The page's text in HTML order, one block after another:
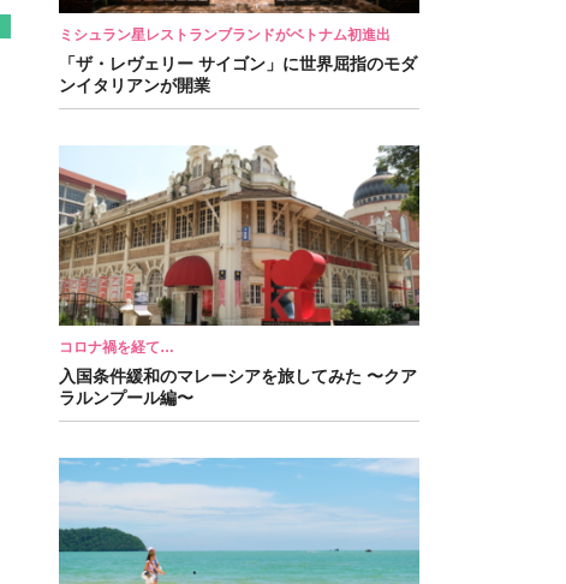
ミシュラン星レストランブランドがベトナム初進出
「ザ・レヴェリー サイゴン」に世界屈指のモダ
ンイタリアンが開業
コロナ禍を経て…
入国条件緩和のマレーシアを旅してみた 〜クア
ラルンプール編〜